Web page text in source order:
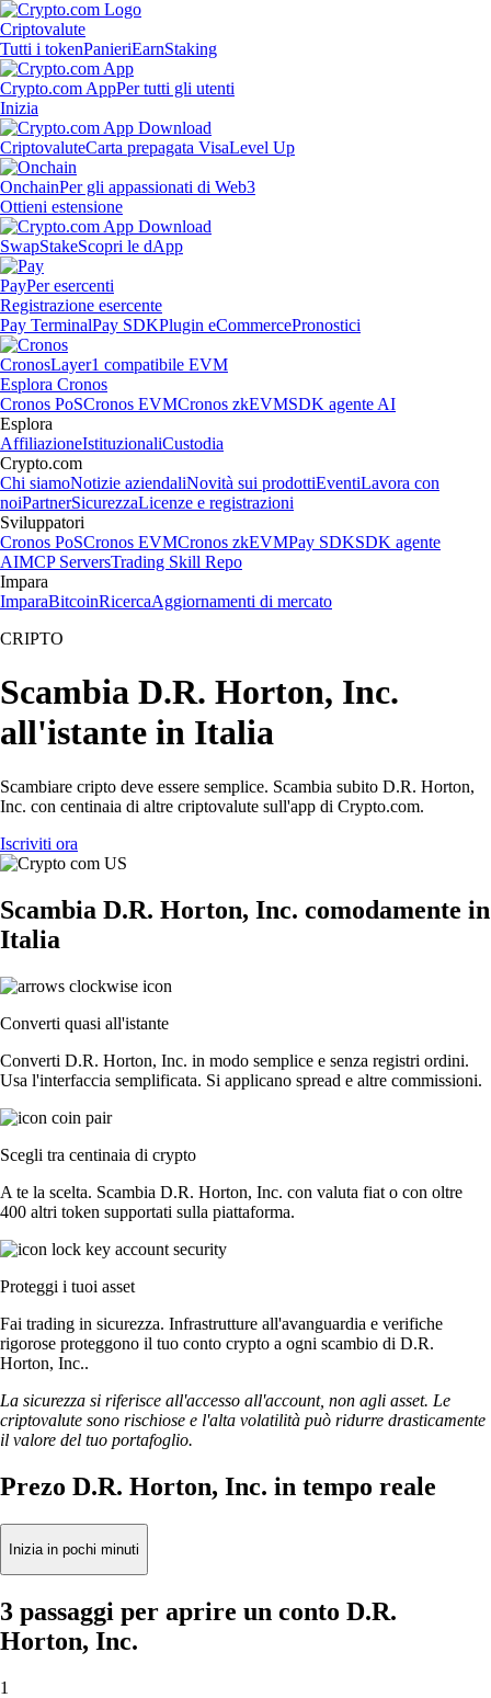
Criptovalute
Tutti i tokenPanieriEarnStaking
Crypto.com AppPer tutti gli utenti
Inizia
CriptovaluteCarta prepagata VisaLevel Up
OnchainPer gli appassionati di Web3
Ottieni estensione
SwapStakeScopri le dApp
PayPer esercenti
Registrazione esercente
Pay TerminalPay SDKPlugin eCommercePronostici
CronosLayer1 compatibile EVM
Esplora Cronos
Cronos PoSCronos EVMCronos zkEVMSDK agente AI
Esplora
AffiliazioneIstituzionaliCustodia
Crypto.com
Chi siamoNotizie aziendaliNovità sui prodottiEventiLavora con
noiPartnerSicurezzaLicenze e registrazioni
Sviluppatori
Cronos PoSCronos EVMCronos zkEVMPay SDKSDK agente
AIMCP ServersTrading Skill Repo
Impara
ImparaBitcoinRicercaAggiornamenti di mercato
CRIPTO
Scambia D.R. Horton, Inc.
all'istante in Italia
Scambiare cripto deve essere semplice. Scambia subito D.R. Horton,
Inc. con centinaia di altre criptovalute sull'app di Crypto.com.
Iscriviti ora
Scambia D.R. Horton, Inc. comodamente in
Italia
Converti quasi all'istante
Converti D.R. Horton, Inc. in modo semplice e senza registri ordini.
Usa l'interfaccia semplificata. Si applicano spread e altre commissioni.
Scegli tra centinaia di crypto
A te la scelta. Scambia D.R. Horton, Inc. con valuta fiat o con oltre
400 altri token supportati sulla piattaforma.
Proteggi i tuoi asset
Fai trading in sicurezza. Infrastrutture all'avanguardia e verifiche
rigorose proteggono il tuo conto crypto a ogni scambio di D.R.
Horton, Inc..
La sicurezza si riferisce all'accesso all'account, non agli asset. Le
criptovalute sono rischiose e l'alta volatilità può ridurre drasticamente
il valore del tuo portafoglio.
Prezo D.R. Horton, Inc. in tempo reale
Inizia in pochi minuti
3 passaggi per aprire un conto D.R.
Horton, Inc.
1